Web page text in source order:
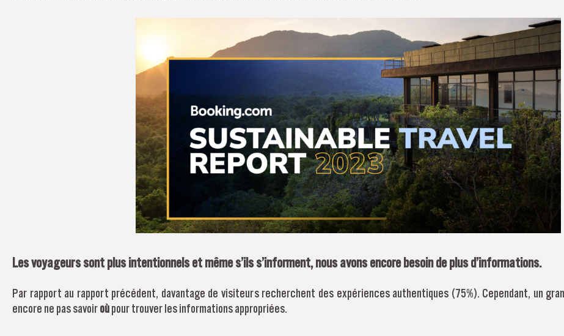
Les voyageurs sont plus intentionnels et même s’ils s’informent, nous avons encore besoin de plus d’informations.
Par rapport au rapport précédent, davantage de visiteurs recherchent des expériences authentiques (75%). Cependant, un
encore ne pas savoiroùpour trouver les informations appropriées.